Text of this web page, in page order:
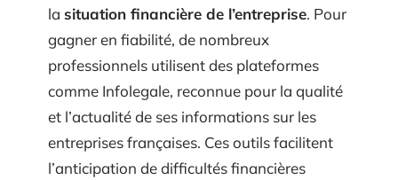
la situation financière de l’entreprise. Pour
gagner en fiabilité, de nombreux
professionnels utilisent des plateformes
comme Infolegale, reconnue pour la qualité
et l’actualité de ses informations sur les
entreprises françaises. Ces outils facilitent
l’anticipation de difficultés financières